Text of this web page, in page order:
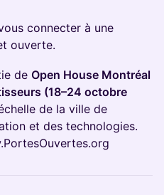
connecter à une
ouverte.
de Open House Montréal
(18–24 octobre
de la ville de
et des technologies.